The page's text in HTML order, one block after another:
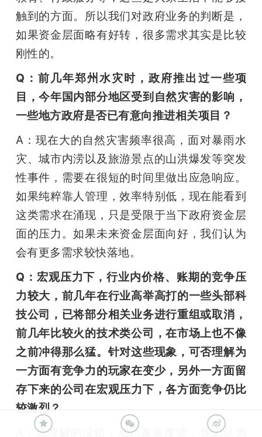
触到的方面。所以我们对政府业务的判断是，
如果资金层面略有好转，很多需求其实是比较
刚性的。
Q：前几年郑州水灾时，政府推出过一些项
目，今年国内部分地区受到自然灾害的影响，
一些地方政府是否已有意向推进相关项目？
A：现在大的自然灾害频率很高，面对暴雨水
灾、城市内涝以及旅游景点的山洪爆发等突发
性事件，需要在很短的时间里做出应急响应。
如果纯粹靠人管理，效率特别低，现在能看到
这类需求在涌现，只是受限于当下政府资金层
面的压力。如果未来资金层面向好，我们认为
会有更多需求较快落地。
Q：宏观压力下，行业内价格、账期的竞争压
力较大，前几年在行业高举高打的一些头部科
技公司，已将部分相关业务进行重组或取消，
前几年比较火的技术类公司，在市场上也不像
之前冲得那么猛。针对这些现象，可否理解为
一方面有竞争力的玩家在变少，另外一方面留
存下来的公司在宏观压力下，各方面竞争仍比
较激烈？
A：您理解的没错，从玩家角度讲，我们认为